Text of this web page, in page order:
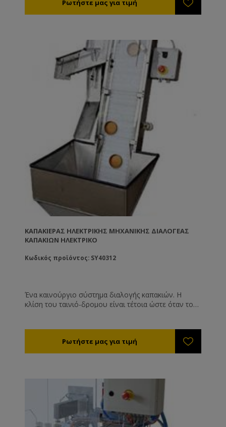
ΚΑΠΑΚΙΈΡΑΣ ΗΛΕΚΤΡΙΚΉΣ ΜΗΧΑΝΙΚΉΣ ΔΙΑΛΟΓΈΑΣ
ΚΑΠΑΚΙΏΝ ΗΛΕΚΤΡΙΚΌ
Κωδικός προϊόντος: SY40312
Ένα καινούργιο σύστημα διαλογής καπακιών. Η
κλίση του ταινιό-δρομου είναι τέτοια ώστε όταν το
μεταλλικά και για πλαστικά καπάκια.